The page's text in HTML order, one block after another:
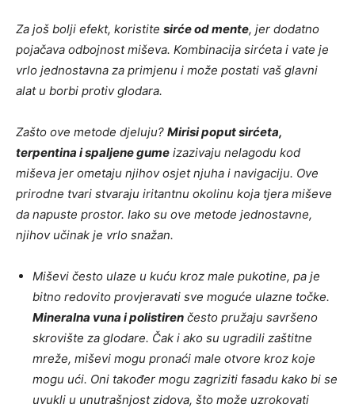
Za još bolji efekt, koristite sirće od mente, jer dodatno
pojačava odbojnost miševa. Kombinacija sirćeta i vate je
vrlo jednostavna za primjenu i može postati vaš glavni
alat u borbi protiv glodara.
Zašto ove metode djeluju? Mirisi poput sirćeta,
terpentina i spaljene gume izazivaju nelagodu kod
miševa jer ometaju njihov osjet njuha i navigaciju. Ove
prirodne tvari stvaraju iritantnu okolinu koja tjera miševe
da napuste prostor. Iako su ove metode jednostavne,
njihov učinak je vrlo snažan.
Miševi često ulaze u kuću kroz male pukotine, pa je
bitno redovito provjeravati sve moguće ulazne točke.
Mineralna vuna i polistiren često pružaju savršeno
skrovište za glodare. Čak i ako su ugradili zaštitne
mreže, miševi mogu pronaći male otvore kroz koje
mogu ući. Oni također mogu zagriziti fasadu kako bi se
uvukli u unutrašnjost zidova, što može uzrokovati